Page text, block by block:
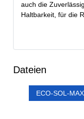
auch die
Haltbarkeit, für die
Dateien
ECO-SOL-